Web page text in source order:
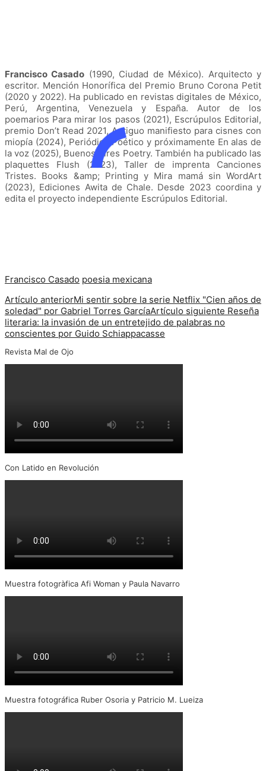
Francisco Casado (1990, Ciudad de México). Arquitecto y
escritor. Mención Honorífica del Premio Bruno Corona Petit
(2020 y 2022). Ha publicado en revistas digitales de México,
Perú, Argentina, Venezuela y España. Autor de los
poemarios Para mirar los pasos (2021), Escrúpulos Editorial,
premio Don’t Read 2021, Antiguo manifiesto para cisnes con
miopía (2024), Periódico Poético y próximamente En alas de
la voz (2025), Buenos Aires Poetry. También ha publicado las
plaquettes Flush (2023), Taller de imprenta Canciones
Tristes. Books &amp; Printing y Mira mamá sin WordArt
(2023), Ediciones Awita de Chale. Desde 2023 coordina y
edita el proyecto independiente Escrúpulos Editorial.
Francisco Casado poesia mexicana
Artículo anteriorMi sentir sobre la serie Netflix "Cien años de
soledad" por Gabriel Torres GarcíaArtículo siguiente Reseña
literaria: la invasión de un entretejido de palabras no
conscientes por Guido Schiappacasse
Revista Mal de Ojo
Con Latido en Revolución
Muestra fotogràfica Afi Woman y Paula Navarro
Muestra fotográfica Ruber Osoria y Patricio M. Lueiza